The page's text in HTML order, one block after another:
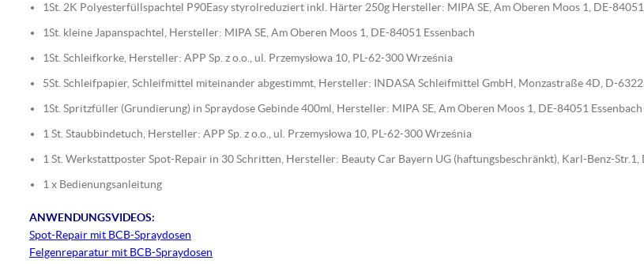
1St. 2K Polyesterfüllspachtel P90Easy styrolreduziert inkl. Härter 250g Hersteller: MIPA SE, Am Oberen Moos 1, DE-84051
1St. kleine Japanspachtel, Hersteller: MIPA SE, Am Oberen Moos 1, DE-84051 Essenbach
1St. Schleifkorke, Hersteller: APP Sp. z o.o., ul. Przemysłowa 10, PL-62-300 Września
5St. Schleifpapier, Schleifmittel miteinander abgestimmt, Hersteller: INDASA Schleifmittel GmbH, Monzastraße 4D, D-
1St. Spritzfüller (Grundierung) in Spraydose Gebinde 400ml, Hersteller: MIPA SE, Am Oberen Moos 1, DE-84051 Essenbach
1 St. Staubbindetuch, Hersteller: APP Sp. z o.o., ul. Przemysłowa 10, PL-62-300 Września
1 St. Werkstattposter Spot-Repair in 30 Schritten, Hersteller: Beauty Car Bayern UG (haftungsbeschränkt), Karl-Benz-Str.1,
1 x Bedienungsanleitung
ANWENDUNGSVIDEOS:
Spot-Repair mit BCB-Spraydosen
Felgenreparatur mit BCB-Spraydosen